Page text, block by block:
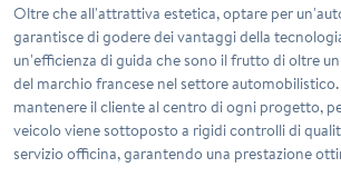
Oltre che all'attrattiva estetica, optare per
garantisce di godere dei vantaggi della
un'efficienza di guida che sono il frutto di oltre
del marchio francese nel settore
mantenere il cliente al centro di ogni progetto,
veicolo viene sottoposto a rigidi controlli di
servizio officina, garantendo una prestazione